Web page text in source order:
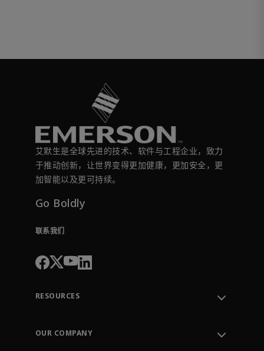
艾默生是全球先进的技术、软件与工程企业，致力
于推动创新，让世界变得更加健康，更加安全，更
加智能以及更可持续。
Go Boldly
联系我们
RESOURCES
Order Tracking
OUR COMPANY